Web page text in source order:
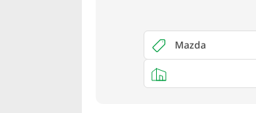
Mazda